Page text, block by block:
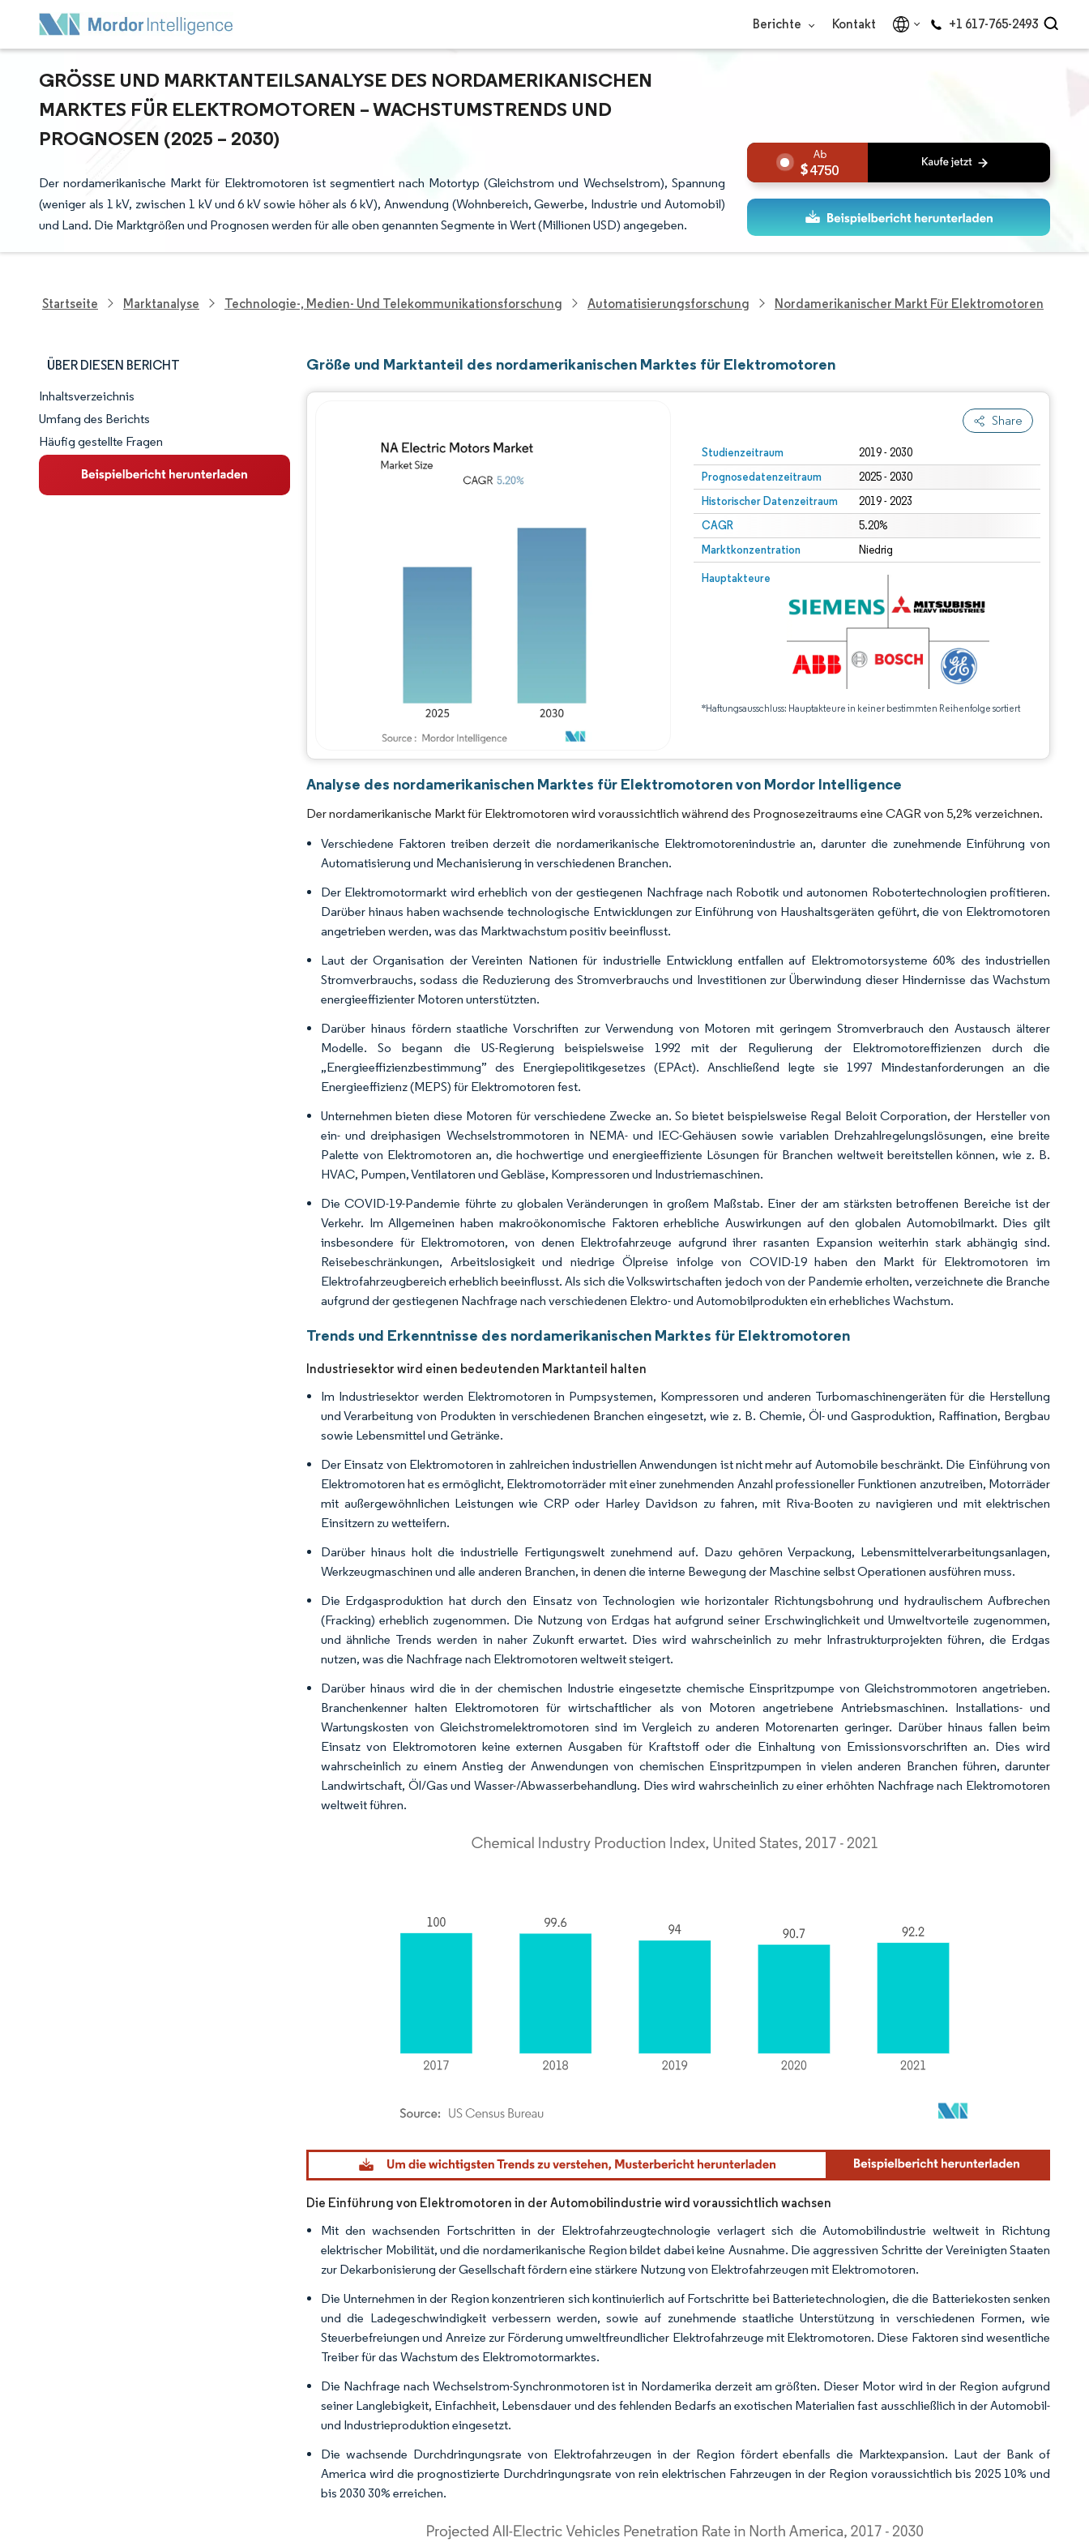
Berichte Kontakt +1 617-765-2493
GRÖSSE UND MARKTANTEILSANALYSE DES NORDAMERIKANISCHEN M
ARKTES FÜR ELEKTROMOTOREN – WACHSTUMSTRENDS UND P
ROGNOSEN (2025 – 2030)
Der nordamerikanische Markt für Elektromotoren ist segmentiert nach Motortyp (Gleichstrom und Wechselstrom), Spannung
(weniger als 1 kV, zwischen 1 kV und 6 kV sowie höher als 6 kV), Anwendung (Wohnbereich, Gewerbe, Industrie und Automobil)
und Land. Die Marktgrößen und Prognosen werden für alle oben genannten Segmente in Wert (Millionen USD) angegeben.
4750
Startseite Marktanalyse Technologie-, Medien- Und Telekommunikationsforschung Automatisierungsforschung Nordamerikanischer Markt Für Elektromotoren
ÜBER DIESEN BERICHT
Marktschnappschuss
Marktübersicht
Wichtige Markttrends
Inhaltsverzeichnis
Umfang des Berichts
Häufig gestellte Fragen
Größe und Marktanteil des nordamerikanischen Marktes für Elektromotoren
Share
Studienzeitraum 2019 - 2030
Prognosedatenzeitraum 2025 - 2030
Historischer Datenzeitraum 2019 - 2023
CAGR 5.20%
Marktkonzentration Niedrig
Hauptakteure
*Haftungsausschluss: Hauptakteure in keiner bestimmten Reihenfolge sortiert
Analyse des nordamerikanischen Marktes für Elektromotoren von Mordor Intelligence
Der nordamerikanische Markt für Elektromotoren wird voraussichtlich während des Prognosezeitraums eine CAGR von 5,2% verzeichnen.
Verschiedene Faktoren treiben derzeit die nordamerikanische Elektromotorenindustrie an, darunter die zunehmende Einführung von
Automatisierung und Mechanisierung in verschiedenen Branchen.
Der Elektromotormarkt wird erheblich von der gestiegenen Nachfrage nach Robotik und autonomen Robotertechnologien profitieren.
Darüber hinaus haben wachsende technologische Entwicklungen zur Einführung von Haushaltsgeräten geführt, die von Elektromotoren
angetrieben werden, was das Marktwachstum positiv beeinflusst.
Laut der Organisation der Vereinten Nationen für industrielle Entwicklung entfallen auf Elektromotorsysteme 60% des industriellen
Stromverbrauchs, sodass die Reduzierung des Stromverbrauchs und Investitionen zur Überwindung dieser Hindernisse das Wachstum
energieeffizienter Motoren unterstützten.
Darüber hinaus fördern staatliche Vorschriften zur Verwendung von Motoren mit geringem Stromverbrauch den Austausch älterer
Modelle. So begann die US-Regierung beispielsweise 1992 mit der Regulierung der Elektromotoreffizienzen durch die
„Energieeffizienzbestimmung” des Energiepolitikgesetzes (EPAct). Anschließend legte sie 1997 Mindestanforderungen an die
Energieeffizienz (MEPS) für Elektromotoren fest.
Unternehmen bieten diese Motoren für verschiedene Zwecke an. So bietet beispielsweise Regal Beloit Corporation, der Hersteller von
ein- und dreiphasigen Wechselstrommotoren in NEMA- und IEC-Gehäusen sowie variablen Drehzahlregelungslösungen, eine breite
Palette von Elektromotoren an, die hochwertige und energieeffiziente Lösungen für Branchen weltweit bereitstellen können, wie z. B.
HVAC, Pumpen, Ventilatoren und Gebläse, Kompressoren und Industriemaschinen.
Die COVID-19-Pandemie führte zu globalen Veränderungen in großem Maßstab. Einer der am stärksten betroffenen Bereiche ist der
Verkehr. Im Allgemeinen haben makroökonomische Faktoren erhebliche Auswirkungen auf den globalen Automobilmarkt. Dies gilt
insbesondere für Elektromotoren, von denen Elektrofahrzeuge aufgrund ihrer rasanten Expansion weiterhin stark abhängig sind.
Reisebeschränkungen, Arbeitslosigkeit und niedrige Ölpreise infolge von COVID-19 haben den Markt für Elektromotoren im
Elektrofahrzeugbereich erheblich beeinflusst. Als sich die Volkswirtschaften jedoch von der Pandemie erholten, verzeichnete die Branche
aufgrund der gestiegenen Nachfrage nach verschiedenen Elektro- und Automobilprodukten ein erhebliches Wachstum.
Trends und Erkenntnisse des nordamerikanischen Marktes für Elektromotoren
Industriesektor wird einen bedeutenden Marktanteil halten
Im Industriesektor werden Elektromotoren in Pumpsystemen, Kompressoren und anderen Turbomaschinengeräten für die Herstellung
und Verarbeitung von Produkten in verschiedenen Branchen eingesetzt, wie z. B. Chemie, Öl- und Gasproduktion, Raffination, Bergbau
sowie Lebensmittel und Getränke.
Der Einsatz von Elektromotoren in zahlreichen industriellen Anwendungen ist nicht mehr auf Automobile beschränkt. Die Einführung von
Elektromotoren hat es ermöglicht, Elektromotorräder mit einer zunehmenden Anzahl professioneller Funktionen anzutreiben, Motorräder
mit außergewöhnlichen Leistungen wie CRP oder Harley Davidson zu fahren, mit Riva-Booten zu navigieren und mit elektrischen
Einsitzern zu wetteifern.
Darüber hinaus holt die industrielle Fertigungswelt zunehmend auf. Dazu gehören Verpackung, Lebensmittelverarbeitungsanlagen,
Werkzeugmaschinen und alle anderen Branchen, in denen die interne Bewegung der Maschine selbst Operationen ausführen muss.
Die Erdgasproduktion hat durch den Einsatz von Technologien wie horizontaler Richtungsbohrung und hydraulischem Aufbrechen
(Fracking) erheblich zugenommen. Die Nutzung von Erdgas hat aufgrund seiner Erschwinglichkeit und Umweltvorteile zugenommen,
und ähnliche Trends werden in naher Zukunft erwartet. Dies wird wahrscheinlich zu mehr Infrastrukturprojekten führen, die Erdgas
nutzen, was die Nachfrage nach Elektromotoren weltweit steigert.
Darüber hinaus wird die in der chemischen Industrie eingesetzte chemische Einspritzpumpe von Gleichstrommotoren angetrieben.
Branchenkenner halten Elektromotoren für wirtschaftlicher als von Motoren angetriebene Antriebsmaschinen. Installations- und
Wartungskosten von Gleichstromelektromotoren sind im Vergleich zu anderen Motorenarten geringer. Darüber hinaus fallen beim
Einsatz von Elektromotoren keine externen Ausgaben für Kraftstoff oder die Einhaltung von Emissionsvorschriften an. Dies wird
wahrscheinlich zu einem Anstieg der Anwendungen von chemischen Einspritzpumpen in vielen anderen Branchen führen, darunter
Landwirtschaft, Öl/Gas und Wasser-/Abwasserbehandlung. Dies wird wahrscheinlich zu einer erhöhten Nachfrage nach Elektromotoren
weltweit führen.
Bild © Mordor Intelligence. Wiederverwendung erfordert Namensnennung gemäß CC BY 4.0.
Die Einführung von Elektromotoren in der Automobilindustrie wird voraussichtlich wachsen
Mit den wachsenden Fortschritten in der Elektrofahrzeugtechnologie verlagert sich die Automobilindustrie weltweit in Richtung
elektrischer Mobilität, und die nordamerikanische Region bildet dabei keine Ausnahme. Die aggressiven Schritte der Vereinigten Staaten
zur Dekarbonisierung der Gesellschaft fördern eine stärkere Nutzung von Elektrofahrzeugen mit Elektromotoren.
Die Unternehmen in der Region konzentrieren sich kontinuierlich auf Fortschritte bei Batterietechnologien, die die Batteriekosten senken
und die Ladegeschwindigkeit verbessern werden, sowie auf zunehmende staatliche Unterstützung in verschiedenen Formen, wie
Steuerbefreiungen und Anreize zur Förderung umweltfreundlicher Elektrofahrzeuge mit Elektromotoren. Diese Faktoren sind wesentliche
Treiber für das Wachstum des Elektromotormarktes.
Die Nachfrage nach Wechselstrom-Synchronmotoren ist in Nordamerika derzeit am größten. Dieser Motor wird in der Region aufgrund
seiner Langlebigkeit, Einfachheit, Lebensdauer und des fehlenden Bedarfs an exotischen Materialien fast ausschließlich in der Automobil-
und Industrieproduktion eingesetzt.
Die wachsende Durchdringungsrate von Elektrofahrzeugen in der Region fördert ebenfalls die Marktexpansion. Laut der Bank of
America wird die prognostizierte Durchdringungsrate von rein elektrischen Fahrzeugen in der Region voraussichtlich bis 2025 10% und
bis 2030 30% erreichen.